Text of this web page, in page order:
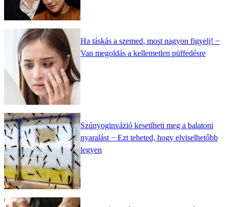
Ha táskás a szemed, most nagyon figyelj! −
Van megoldás a kellemetlen püffedésre
Szúnyoginvázió kesetíheti meg a balatoni
nyaralást − Ezt teheted, hogy elviselhetőbb
legyen